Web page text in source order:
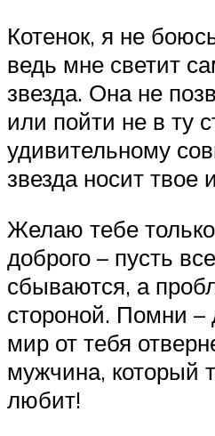
Котенок, я не
ведь мне светит
звезда. Она не
или пойти не в ту
удивительному
звезда носит твое
Желаю тебе только
доброго – пусть
сбываются, а
стороной. Помни –
мир от тебя
мужчина, который
любит!